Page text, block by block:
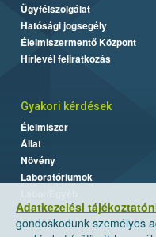
Adatkezelési
gondoskodunk személyes
Ügyfélszolgálat
Hatósági jogsegély
Élelmiszermentő Központ
Hírlevél feliratkozás
Gyakori kérdések
Élelmiszer
Állat
Növény
Laboratóriumok